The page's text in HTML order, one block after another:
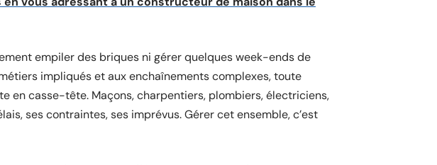
empiler des briques ni gérer quelques week-ends de
impliqués et aux enchaînements complexes, toute
en casse-tête. Maçons, charpentiers, plombiers, électriciens,
ses contraintes, ses imprévus. Gérer cet ensemble, c’est